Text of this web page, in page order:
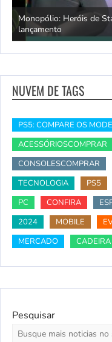
Monopólio: Heróis de
lançamento
NUVEM DE TAGS
PS5: COMPARE OS
ACESSÓRIOSCOMPRAR
CONSOLESCOMPRAR
TECNOLOGIA
PS5
PC
CONFIRA
2024
MOBILE
MERCADO
Pesquisar